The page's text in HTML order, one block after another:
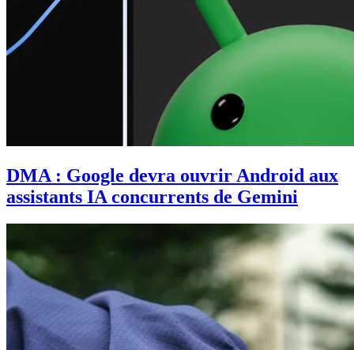
DMA : Google devra ouvrir Android aux
assistants IA concurrents de Gemini